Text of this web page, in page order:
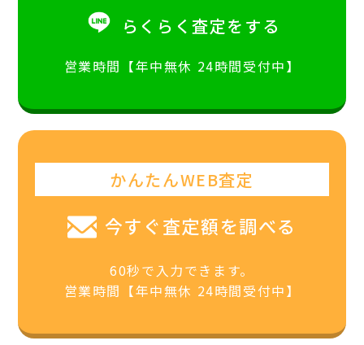
らくらく査定をする
営業時間【年中無休 24時間受付中】
かんたんWEB査定
今すぐ査定額を調べる
60秒で入力できます。
営業時間【年中無休 24時間受付中】